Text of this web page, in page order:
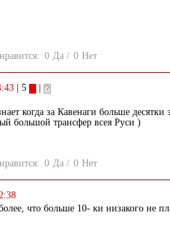
0 Да / 0 Нет
| 5
когда за Кавенаги больше
большой трансфер всея Руси )
0 Да / 0 Нет
что больше 10- ки низакого не